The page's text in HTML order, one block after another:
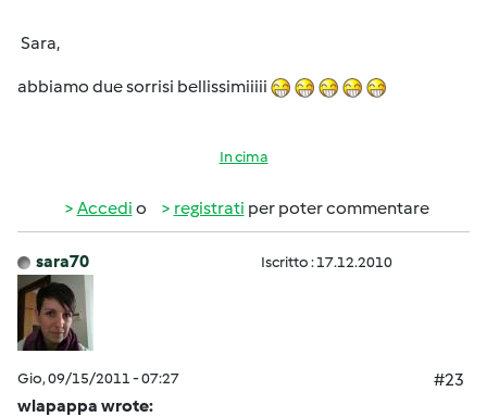
Sara,
abbiamo due sorrisi bellissimiiiii
In cima
Accedi o registrati per poter commentare
sara70 Iscritto : 17.12.2010
Gio, 09/15/2011 - 07:27
#23
wlapappa wrote: